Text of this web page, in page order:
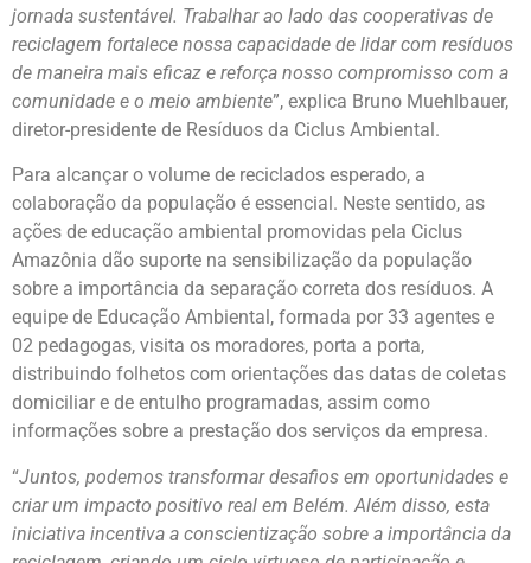
jornada sustentável. Trabalhar ao lado das cooperativas de
reciclagem fortalece nossa capacidade de lidar com resíduos
de maneira mais eficaz e reforça nosso compromisso com a
comunidade e o meio ambiente”, explica Bruno Muehlbauer,
diretor-presidente de Resíduos da Ciclus Ambiental.
Para alcançar o volume de reciclados esperado, a
colaboração da população é essencial. Neste sentido, as
ações de educação ambiental promovidas pela Ciclus
Amazônia dão suporte na sensibilização da população
sobre a importância da separação correta dos resíduos. A
equipe de Educação Ambiental, formada por 33 agentes e
02 pedagogas, visita os moradores, porta a porta,
distribuindo folhetos com orientações das datas de coletas
domiciliar e de entulho programadas, assim como
informações sobre a prestação dos serviços da empresa.
“Juntos, podemos transformar desafios em oportunidades e
criar um impacto positivo real em Belém. Além disso, esta
iniciativa incentiva a conscientização sobre a importância da